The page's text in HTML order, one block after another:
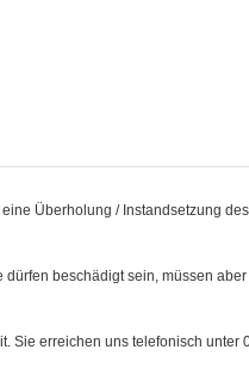
Überholung / Instandsetzung
beschädigt sein, müssen aber
Sie erreichen uns telefonisch unter